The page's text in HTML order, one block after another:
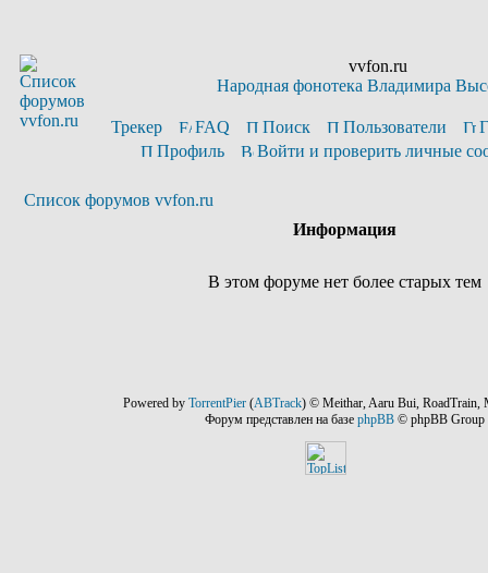
vvfon.ru
Народная фонотека Владимира
Трекер FAQ Поиск Пользователи
Профиль
Войти и проверить личные
Список форумов vvfon.ru
Информация
В этом форуме нет более старых тем
Powered by TorrentPier(ABTrack) © Meithar, Aaru Bui, RoadTrain,
Форум представлен на базе phpBB © phpBB Group